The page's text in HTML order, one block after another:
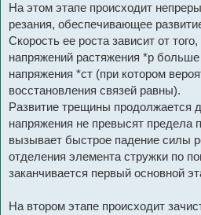
На этом этапе происходит
резания, обеспечивающее
Скорость ее роста зависит от
напряжений растяжения *р
напряжения *ст (при котором
восстановления связей равны).
Развитие трещины продолжается
напряжения не превысят предела
вызывает быстрое падение силы
отделения элемента стружки по
заканчивается первый основной
На втором этапе происходит